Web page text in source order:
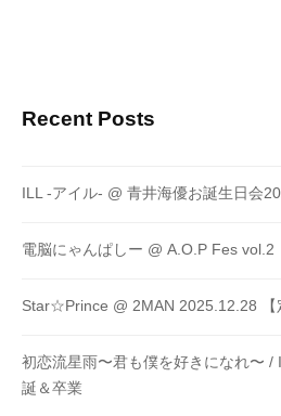
Recent Posts
ILL -アイル- @ 青井海優お誕生日会
電脳にゃんぱしー @ A.O.P Fes vol.2
Star☆Prince @ 2MAN 2025.12.28 【
初恋流星雨〜君も僕を好きになれ〜 /
誕＆卒業